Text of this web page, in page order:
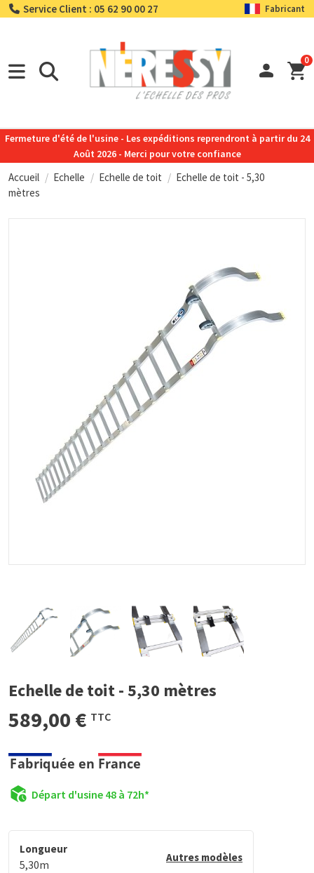
Service Client : 05 62 90 00 27 Fabricant
0
Fermeture d'été de l'usine - Les expéditions reprendront à partir du 24
Août 2026 - Merci pour votre confiance
Accueil Echelle Echelle de toit
Echelle de toit - 5,30
mètres
Echelle de toit - 5,30 mètres
589,00 € TTC
Départ d'usine 48 à 72h*
Longueur
5,30m
Autres modèles